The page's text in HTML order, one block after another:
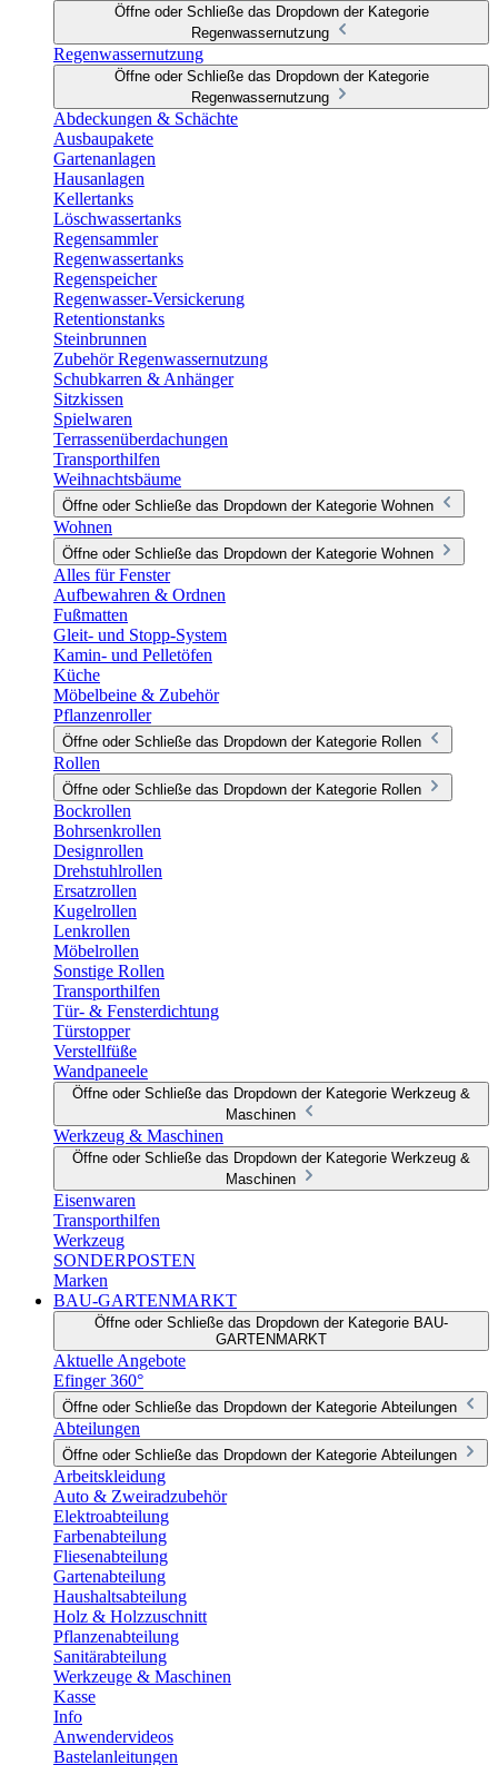
Öffne oder Schließe das Dropdown der Kategorie
Regenwassernutzung
Regenwassernutzung
Öffne oder Schließe das Dropdown der Kategorie
Regenwassernutzung
Abdeckungen & Schächte
Ausbaupakete
Gartenanlagen
Hausanlagen
Kellertanks
Löschwassertanks
Regensammler
Regenwassertanks
Regenspeicher
Regenwasser-Versickerung
Retentionstanks
Steinbrunnen
Zubehör Regenwassernutzung
Schubkarren & Anhänger
Sitzkissen
Spielwaren
Terrassenüberdachungen
Transporthilfen
Weihnachtsbäume
Öffne oder Schließe das Dropdown der Kategorie Wohnen
Wohnen
Öffne oder Schließe das Dropdown der Kategorie Wohnen
Alles für Fenster
Aufbewahren & Ordnen
Fußmatten
Gleit- und Stopp-System
Kamin- und Pelletöfen
Küche
Möbelbeine & Zubehör
Pflanzenroller
Öffne oder Schließe das Dropdown der Kategorie Rollen
Rollen
Öffne oder Schließe das Dropdown der Kategorie Rollen
Bockrollen
Bohrsenkrollen
Designrollen
Drehstuhlrollen
Ersatzrollen
Kugelrollen
Lenkrollen
Möbelrollen
Sonstige Rollen
Transporthilfen
Tür- & Fensterdichtung
Türstopper
Verstellfüße
Wandpaneele
Öffne oder Schließe das Dropdown der Kategorie Werkzeug &
Maschinen
Werkzeug & Maschinen
Öffne oder Schließe das Dropdown der Kategorie Werkzeug &
Maschinen
Eisenwaren
Transporthilfen
Werkzeug
SONDERPOSTEN
Marken
BAU-GARTENMARKT
Öffne oder Schließe das Dropdown der Kategorie BAU-
GARTENMARKT
Aktuelle Angebote
Efinger 360°
Öffne oder Schließe das Dropdown der Kategorie Abteilungen
Abteilungen
Öffne oder Schließe das Dropdown der Kategorie Abteilungen
Arbeitskleidung
Auto & Zweiradzubehör
Elektroabteilung
Farbenabteilung
Fliesenabteilung
Gartenabteilung
Haushaltsabteilung
Holz & Holzzuschnitt
Pflanzenabteilung
Sanitärabteilung
Werkzeuge & Maschinen
Kasse
Info
Anwendervideos
Bastelanleitungen